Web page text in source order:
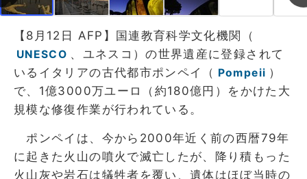
【8月12日 AFP】国連教育科学文化機関（
UNESCO 、ユネスコ）の世界遺産に登録されて
いるイタリアの古代都市ポンペイ（ Pompeii ）
で、1億3000万ユーロ（約180億円）をかけた大
規模な修復作業が行われている。
ポンペイは、今から2000年近く前の西暦79年
に起きた火山の噴火で滅亡したが、降り積もった
火山灰や岩石は犠牲者を覆い、遺体はほぼ当時の